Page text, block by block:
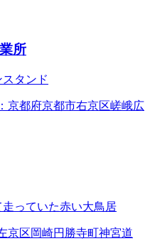
所
タンド
京都府京都市右京区嵯峨広
っていた赤い大鳥居
京区岡崎円勝寺町神宮道